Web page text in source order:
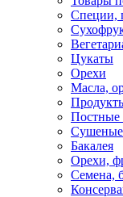
Специи,
Цукаты
Орехи
Масла,
Постные
Сушеные
Бакалея
Орехи,
Семена,